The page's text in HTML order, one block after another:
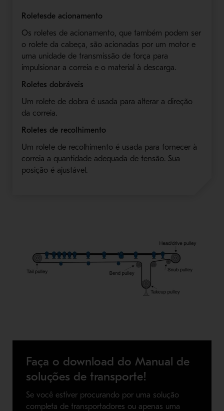
Roletesde acionamento
Os roletes de acionamento, que também podem ser
o rolete da cabeça, são acionadas por um motor e
uma unidade de transmissão de força para
impulsionar a correia e o material à descarga.
Roletes dobráveis
Um rolete de dobra é usada para alterar a direção
da correia.
Roletes de recolhimento
Um rolete de recolhimento é usada para fornecer à
correia a quantidade adequada de tensão. Sua
posição é ajustável.
Faça o download do Manual de
soluções de transporte!
Se você estiver procurando por uma solução
completa de transportadores ou apenas uma